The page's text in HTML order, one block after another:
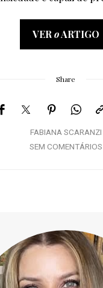
VER oARTIGO
Share
FABIANA SCARANZI
SEM COMENTÁRIOS